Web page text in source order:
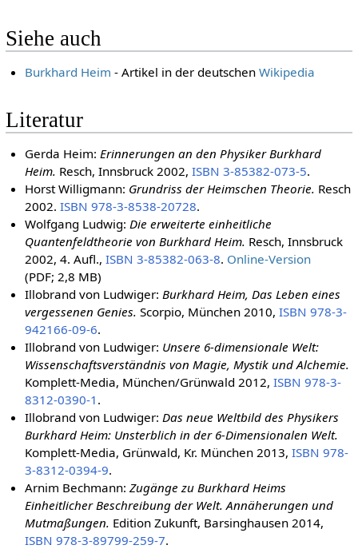
Siehe auch
Burkhard Heim - Artikel in der deutschenWikipedia
Literatur
Gerda Heim: Erinnerungen an den Physiker Burkhard
Heim. Resch, Innsbruck 2002,ISBN 3-85382-073-5.
Horst Willigmann: Grundriss der Heimschen Theorie. Resch
2002.ISBN 978-3-8538-20728.
Wolfgang Ludwig: Die erweiterte einheitliche
Quantenfeldtheorie von Burkhard Heim. Resch, Innsbruck
2002, 4. Aufl.,ISBN 3-85382-063-8. Online-Version
(PDF; 2,8 MB)
Illobrand von Ludwiger: Burkhard Heim, Das Leben eines
vergessenen Genies. Scorpio, München 2010,ISBN 978-3-
942166-09-6.
Illobrand von Ludwiger: Unsere 6-dimensionale Welt:
Wissenschaftsverständnis von Magie, Mystik und Alchemie.
Komplett-Media, München/Grünwald 2012,ISBN 978-3-
8312-0390-1 .
Illobrand von Ludwiger: Das neue Weltbild des Physikers
Burkhard Heim: Unsterblich in der 6-Dimensionalen Welt.
Komplett-Media, Grünwald, Kr. München 2013,ISBN 978-
3-8312-0394-9.
Arnim Bechmann:Zugänge zu Burkhard Heims
Einheitlicher Beschreibung der Welt. Annäherungen und
Mutmaßungen. Edition Zukunft, Barsinghausen 2014,
ISBN 978-3-89799-259-7.